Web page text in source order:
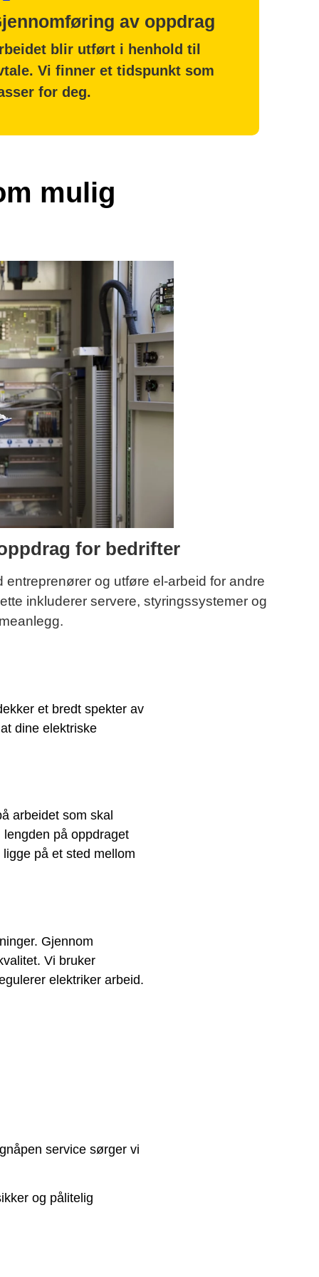
av oppdrag
blir utført i henhold til
Vi finner et tidspunkt som
for deg.
mulig
for bedrifter
og utføre el-arbeid for andre
inkluderer servere, styringssystemer og
et bredt spekter av
dine elektriske
arbeidet som skal
på oppdraget
på et sted mellom
Gjennom
Vi bruker
elektriker arbeid.
service sørger vi
og pålitelig